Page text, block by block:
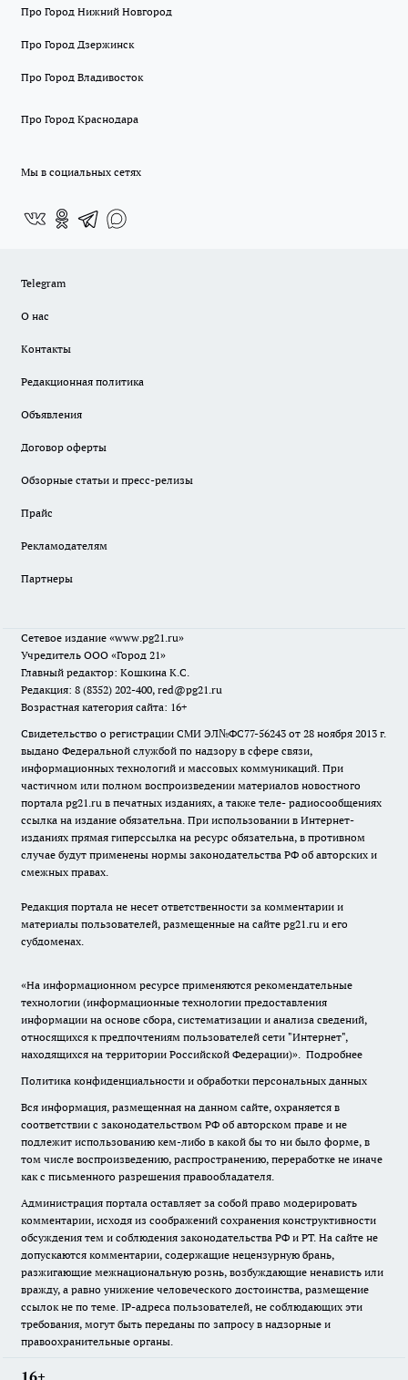
Про Город Нижний Новгород
Про Город Дзержинск
Про Город Владивосток
Про Город Краснодара
Мы в социальных сетях
Telegram
О нас
Контакты
Редакционная политика
Объявления
Договор оферты
Обзорные статьи и пресс-релизы
Прайс
Рекламодателям
Партнеры
Сетевое издание «www.pg21.ru»
Учредитель ООО «Город 21»
Главный редактор: Кошкина К.С.
Редакция: 8 (8352) 202-400, red@pg21.ru
Возрастная категория сайта: 16+
Свидетельство о регистрации СМИ ЭЛ№ФС77-56243 от 28 ноября 2013 г.
выдано Федеральной службой по надзору в сфере связи,
информационных технологий и массовых коммуникаций. При
частичном или полном воспроизведении материалов новостного
портала pg21.ru в печатных изданиях, а также теле- радиосообщениях
ссылка на издание обязательна. При использовании в Интернет-
изданиях прямая гиперссылка на ресурс обязательна, в противном
случае будут применены нормы законодательства РФ об авторских и
смежных правах.
Редакция портала не несет ответственности за комментарии и
материалы пользователей, размещенные на сайте pg21.ru и его
субдоменах.
«На информационном ресурсе применяются рекомендательные
технологии (информационные технологии предоставления
информации на основе сбора, систематизации и анализа сведений,
относящихся к предпочтениям пользователей сети "Интернет",
находящихся на территории Российской Федерации)». Подробнее
Политика конфиденциальности и обработки персональных данных
Вся информация, размещенная на данном сайте, охраняется в
соответствии с законодательством РФ об авторском праве и не
подлежит использованию кем-либо в какой бы то ни было форме, в
том числе воспроизведению, распространению, переработке не иначе
как с письменного разрешения правообладателя.
Администрация портала оставляет за собой право модерировать
комментарии, исходя из соображений сохранения конструктивности
обсуждения тем и соблюдения законодательства РФ и РТ. На сайте не
допускаются комментарии, содержащие нецензурную брань,
разжигающие межнациональную рознь, возбуждающие ненависть или
вражду, а равно унижение человеческого достоинства, размещение
ссылок не по теме. IP-адреса пользователей, не соблюдающих эти
требования, могут быть переданы по запросу в надзорные и
правоохранительные органы.
16+